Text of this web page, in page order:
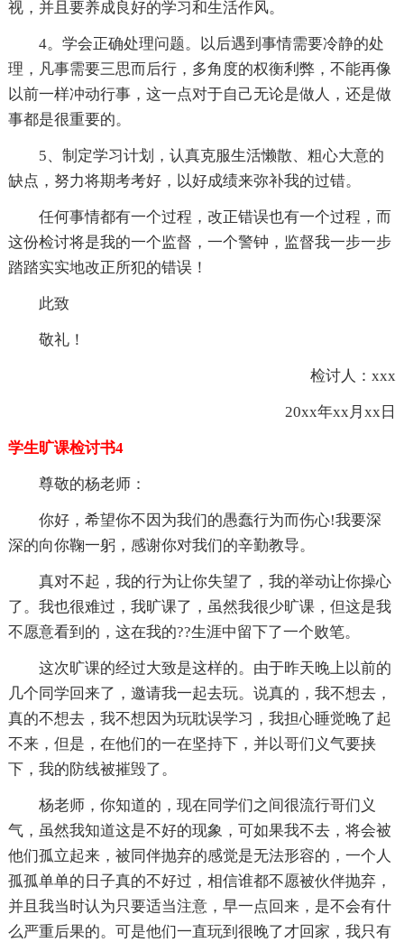
视，并且要养成良好的学习和生活作风。
4。学会正确处理问题。以后遇到事情需要冷静的处
理，凡事需要三思而后行，多角度的权衡利弊，不能再像
以前一样冲动行事，这一点对于自己无论是做人，还是做
事都是很重要的。
5、制定学习计划，认真克服生活懒散、粗心大意的
缺点，努力将期考考好，以好成绩来弥补我的过错。
任何事情都有一个过程，改正错误也有一个过程，而
这份检讨将是我的一个监督，一个警钟，监督我一步一步
踏踏实实地改正所犯的错误！
此致
敬礼！
检讨人：xxx
20xx年xx月xx日
学生旷课检讨书4
尊敬的杨老师：
你好，希望你不因为我们的愚蠢行为而伤心!我要深
深的向你鞠一躬，感谢你对我们的辛勤教导。
真对不起，我的行为让你失望了，我的举动让你操心
了。我也很难过，我旷课了，虽然我很少旷课，但这是我
不愿意看到的，这在我的??生涯中留下了一个败笔。
这次旷课的经过大致是这样的。由于昨天晚上以前的
几个同学回来了，邀请我一起去玩。说真的，我不想去，
真的不想去，我不想因为玩耽误学习，我担心睡觉晚了起
不来，但是，在他们的一在坚持下，并以哥们义气要挟
下，我的防线被摧毁了。
杨老师，你知道的，现在同学们之间很流行哥们义
气，虽然我知道这是不好的现象，可如果我不去，将会被
他们孤立起来，被同伴抛弃的感觉是无法形容的，一个人
孤孤单单的日子真的不好过，相信谁都不愿被伙伴抛弃，
并且我当时认为只要适当注意，早一点回来，是不会有什
么严重后果的。可是他们一直玩到很晚了才回家，我只有